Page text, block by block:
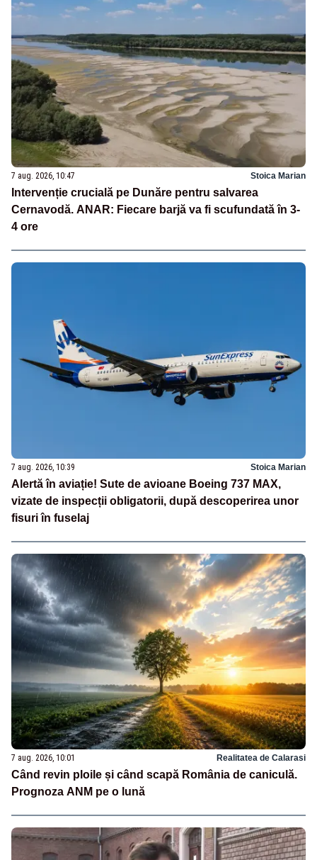
7 aug. 2026, 10:47 Stoica Marian
Intervenție crucială pe Dunăre pentru salvarea
Cernavodă. ANAR: Fiecare barjă va fi scufundată în 3-
4 ore
7 aug. 2026, 10:39 Stoica Marian
Alertă în aviație! Sute de avioane Boeing 737 MAX,
vizate de inspecții obligatorii, după descoperirea unor
fisuri în fuselaj
7 aug. 2026, 10:01 Realitatea de Calarasi
Când revin ploile și când scapă România de caniculă.
Prognoza ANM pe o lună